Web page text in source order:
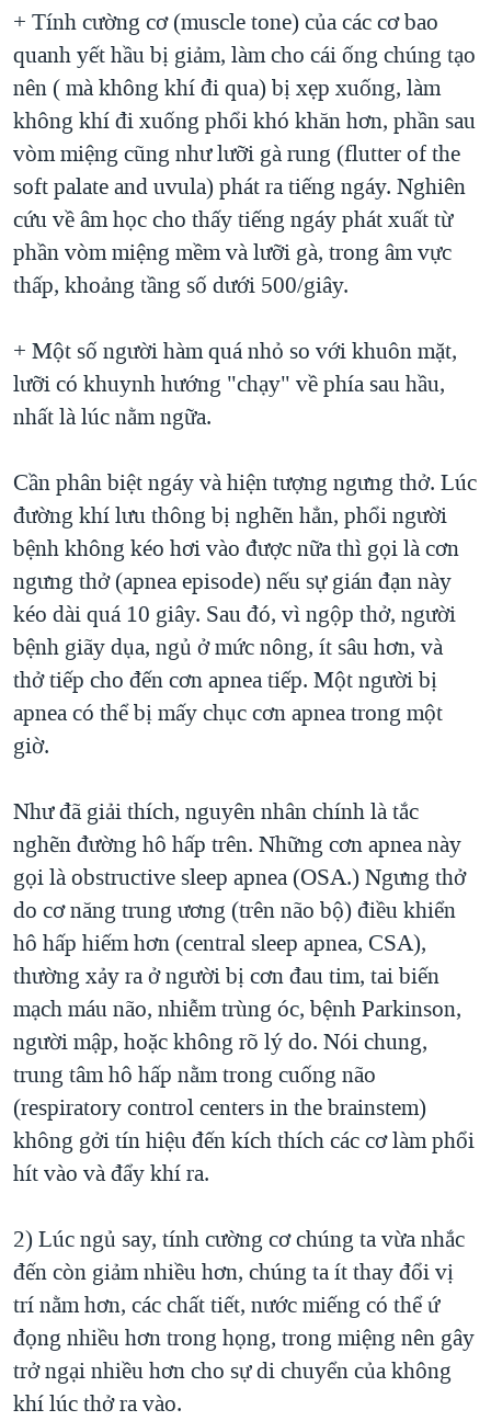
+ Tính cường cơ (muscle tone) của các cơ bao
quanh yết hầu bị giảm, làm cho cái ống chúng tạo
nên ( mà không khí đi qua) bị xẹp xuống, làm
không khí đi xuống phổi khó khăn hơn, phần sau
vòm miệng cũng như lưỡi gà rung (flutter of the
soft palate and uvula) phát ra tiếng ngáy. Nghiên
cứu về âm học cho thấy tiếng ngáy phát xuất từ
phần vòm miệng mềm và lưỡi gà, trong âm vực
thấp, khoảng tầng số dưới 500/giây.
+ Một số người hàm quá nhỏ so với khuôn mặt,
lưỡi có khuynh hướng "chạy" về phía sau hầu,
nhất là lúc nằm ngữa.
Cần phân biệt ngáy và hiện tượng ngưng thở. Lúc
đường khí lưu thông bị nghẽn hẳn, phổi người
bệnh không kéo hơi vào được nữa thì gọi là cơn
ngưng thở (apnea episode) nếu sự gián đạn này
kéo dài quá 10 giây. Sau đó, vì ngộp thở, người
bệnh giãy dụa, ngủ ở mức nông, ít sâu hơn, và
thở tiếp cho đến cơn apnea tiếp. Một người bị
apnea có thể bị mấy chục cơn apnea trong một
giờ.
Như đã giải thích, nguyên nhân chính là tắc
nghẽn đường hô hấp trên. Những cơn apnea này
gọi là obstructive sleep apnea (OSA.) Ngưng thở
do cơ năng trung ương (trên não bộ) điều khiển
hô hấp hiếm hơn (central sleep apnea, CSA),
thường xảy ra ở người bị cơn đau tim, tai biến
mạch máu não, nhiễm trùng óc, bệnh Parkinson,
người mập, hoặc không rõ lý do. Nói chung,
trung tâm hô hấp nằm trong cuống não
(respiratory control centers in the brainstem)
không gởi tín hiệu đến kích thích các cơ làm phổi
hít vào và đẩy khí ra.
2) Lúc ngủ say, tính cường cơ chúng ta vừa nhắc
đến còn giảm nhiều hơn, chúng ta ít thay đổi vị
trí nằm hơn, các chất tiết, nước miếng có thể ứ
đọng nhiều hơn trong họng, trong miệng nên gây
trở ngại nhiều hơn cho sự di chuyển của không
khí lúc thở ra vào.